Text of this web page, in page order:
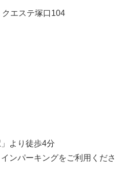
エステ塚口104
より徒歩4分
ンパーキングをご利用くださ